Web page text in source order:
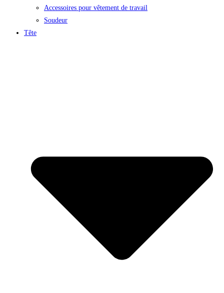
Accessoires pour vêtement de travail
Soudeur
Tête